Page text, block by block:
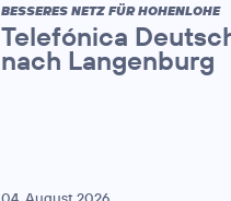
BESSERES NETZ FÜR HOHENLOHE
Telefónica
nach Langenburg